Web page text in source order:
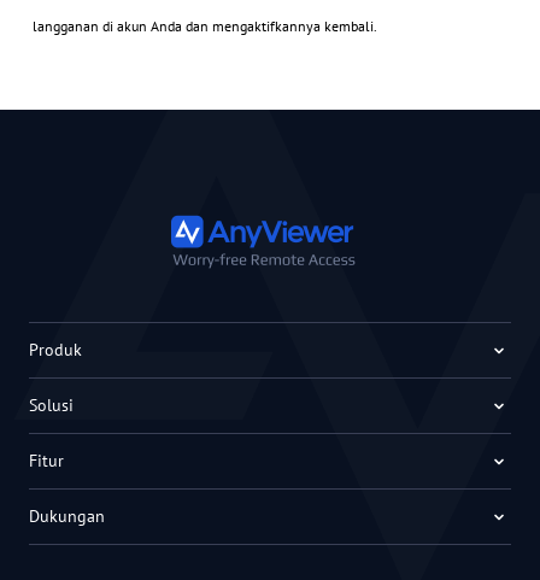
langganan di akun Anda dan mengaktifkannya kembali.
Produk
Solusi
Fitur
Dukungan